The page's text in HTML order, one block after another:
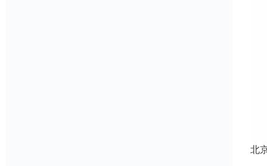
北